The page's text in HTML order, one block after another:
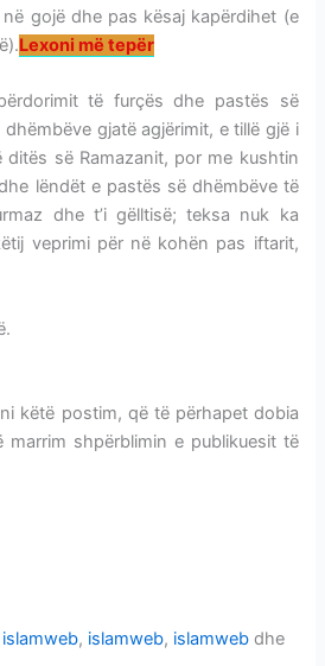
gojë dhe pas kësaj kapërdihet (e
Lexoni më tepër
të furçës dhe pastës së
gjatë agjërimit, e tillë gjë i
ditës së Ramazanit, por me kushtin
lëndët e pastës së dhëmbëve të
dhe t’i gëlltisë; teksa nuk ka
veprimi për në kohën pas iftarit,
këtë postim, që të përhapet dobia
shpërblimin e publikuesit të
islamweb, islamweb, islamweb dhe